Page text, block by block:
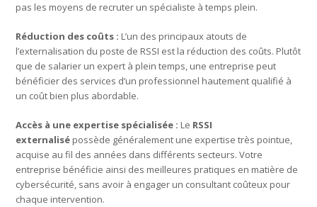
pas les moyens de recruter un spécialiste à temps plein.
Réduction des coûts : L’un des principaux atouts de
l’externalisation du poste de RSSI est la réduction des coûts. Plutôt
que de salarier un expert à plein temps, une entreprise peut
bénéficier des services d’un professionnel hautement qualifié à
un coût bien plus abordable.
Accès à une expertise spécialisée : Le RSSI
externalisé possède généralement une expertise très pointue,
acquise au fil des années dans différents secteurs. Votre
entreprise bénéficie ainsi des meilleures pratiques en matière de
cybersécurité, sans avoir à engager un consultant coûteux pour
chaque intervention.